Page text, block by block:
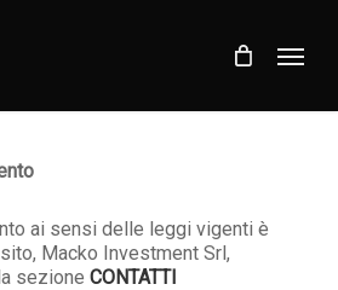
Close
Cart
ai sensi delle leggi vigenti è
Macko Investment Srl,
sezione CONTATTI